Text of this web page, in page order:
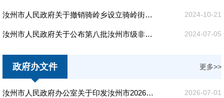
汝州市人民政府关于撤销骑岭乡设立骑岭街道的通知 2024-10-21
汝州市人民政府关于公布第八批汝州市级非物质文化遗产代表性项目名录的通知 2024-07-05
政府办文件 更多>>
汝州市人民政府办公室关于印发汝州市2026年蓝天碧水净土保卫战暨柴油货车污染治理攻坚战实施方案的通知 2026-07-01